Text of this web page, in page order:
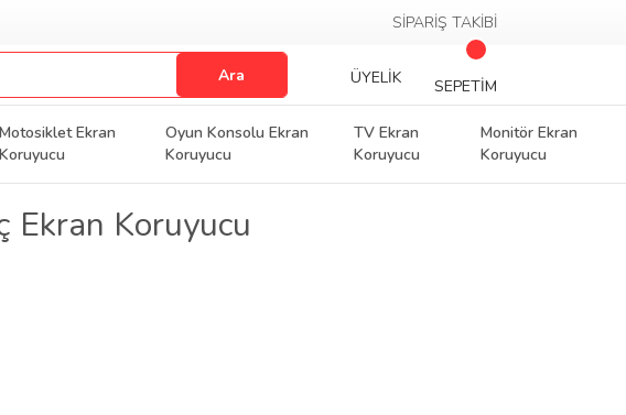
SİPARİŞ TAKİBİ
Ara ÜYELİK SEPETİM
Motosiklet Ekran
Koruyucu
Oyun Konsolu Ekran
Koruyucu
TV Ekran
Koruyucu
Monitör Ekran
Koruyucu
Ekran Koruyucu